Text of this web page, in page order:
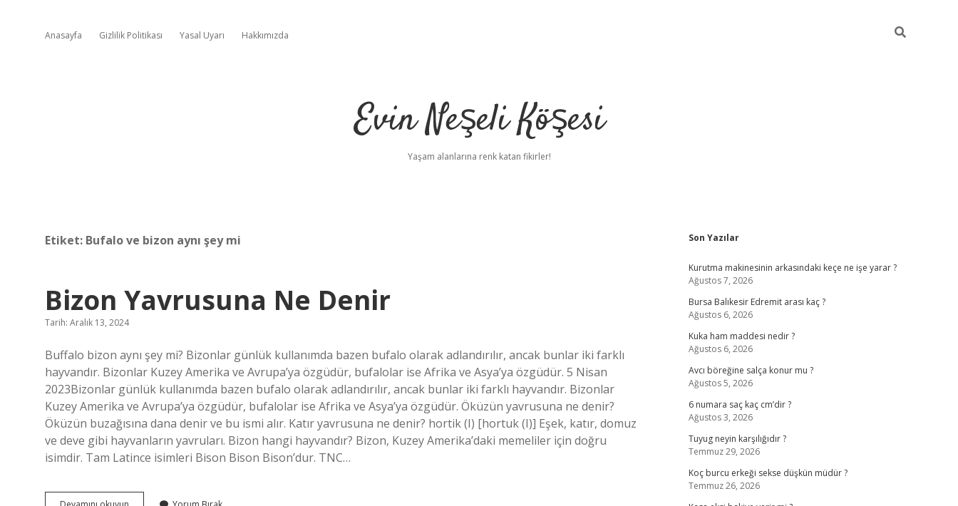
Anasayfa Gizlilik Politikası Yasal Uyarı Hakkımızda
Evin Neşeli Köşesi
Yaşam alanlarına renk katan fikirler!
Etiket: Bufalo ve bizon aynı şey mi
Bizon Yavrusuna Ne Denir
Tarih: Aralık 13, 2024
Buffalo bizon aynı şey mi? Bizonlar günlük kullanımda bazen bufalo olarak adlandırılır, ancak bunlar iki farklı
hayvandır. Bizonlar Kuzey Amerika ve Avrupa’ya özgüdür, bufalolar ise Afrika ve Asya’ya özgüdür. 5 Nisan
2023Bizonlar günlük kullanımda bazen bufalo olarak adlandırılır, ancak bunlar iki farklı hayvandır. Bizonlar
Kuzey Amerika ve Avrupa’ya özgüdür, bufalolar ise Afrika ve Asya’ya özgüdür. Öküzün yavrusuna ne denir?
Öküzün buzağısına dana denir ve bu ismi alır. Katır yavrusuna ne denir? hortik (I) [hortuk (I)] Eşek, katır, domuz
ve deve gibi hayvanların yavruları. Bizon hangi hayvandır? Bizon, Kuzey Amerika’daki memeliler için doğru
isimdir. Tam Latince isimleri Bison Bison Bison’dur. TNC…
Sidebar
Son Yazılar
Kurutma makinesinin arkasındaki keçe ne işe yarar ?
Ağustos 7, 2026
Bursa Balıkesir Edremit arası kaç ?
Ağustos 6, 2026
Kuka ham maddesi nedir ?
Ağustos 6, 2026
Avcı böreğine salça konur mu ?
Ağustos 5, 2026
6 numara saç kaç cm’dir ?
Ağustos 3, 2026
Tuyug neyin karşılığıdır ?
Temmuz 29, 2026
Koç burcu erkeği sekse düşkün müdür ?
Temmuz 26, 2026